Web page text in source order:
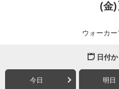
(金)
ウォーカ
日付
今日 明日